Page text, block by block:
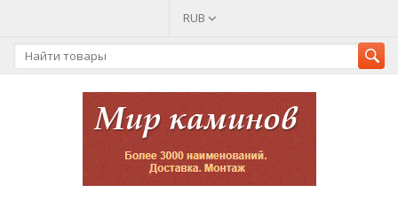
RUB